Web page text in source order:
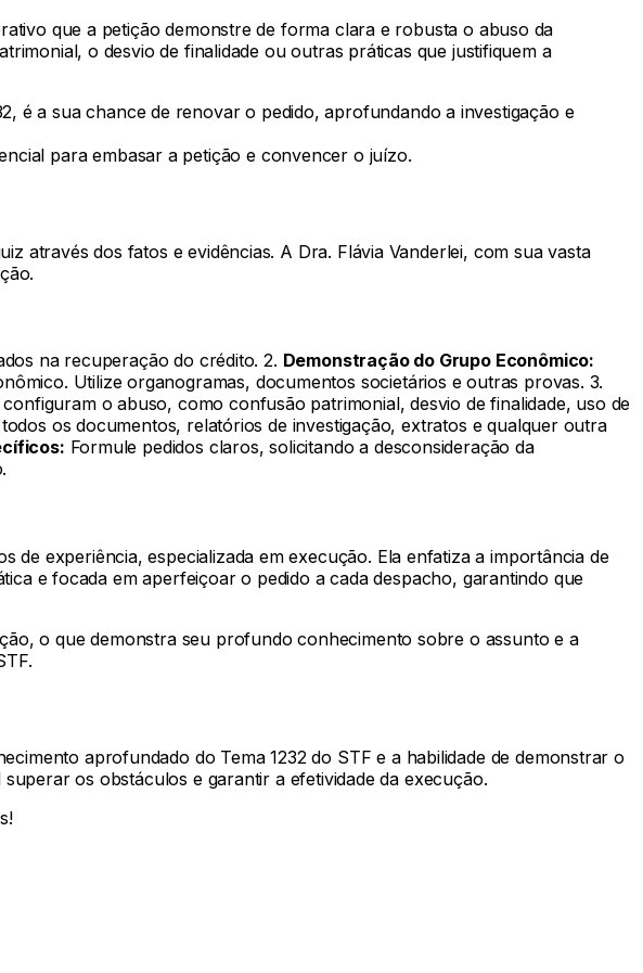
que a petição demonstre de forma clara e robusta o abuso da
o desvio de finalidade ou outras práticas que justifiquem a
é a sua chance de renovar o pedido, aprofundando a investigação e
para embasar a petição e convencer o juízo.
através dos fatos e evidências. A Dra. Flávia Vanderlei, com sua vasta
na recuperação do crédito. 2. Demonstração do Grupo Econômico:
Utilize organogramas, documentos societários e outras provas. 3.
o abuso, como confusão patrimonial, desvio de finalidade, uso de
os documentos, relatórios de investigação, extratos e qualquer outra
Formule pedidos claros, solicitando a desconsideração da
de experiência, especializada em execução. Ela enfatiza a importância de
e focada em aperfeiçoar o pedido a cada despacho, garantindo que
o que demonstra seu profundo conhecimento sobre o assunto e a
aprofundado do Tema 1232 do STF e a habilidade de demonstrar o
os obstáculos e garantir a efetividade da execução.